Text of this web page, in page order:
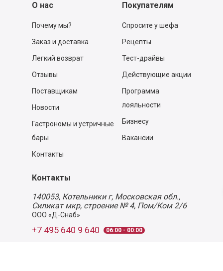
О нас
Почему мы?
Заказ и доставка
Легкий возврат
Отзывы
Поставщикам
Новости
Гастрономы и устричные
бары
Контакты
Покупателям
Спросите у шефа
Рецепты
Тест-драйвы
Действующие акции
Программа
лояльности
Бизнесу
Вакансии
Контакты
140053, Котельники г, Московская обл.,
Силикат мкр, строение № 4, Пом/Ком 2/6
ООО «Д-Снаб»
+7 495 640 9 640 06:00 - 00:00